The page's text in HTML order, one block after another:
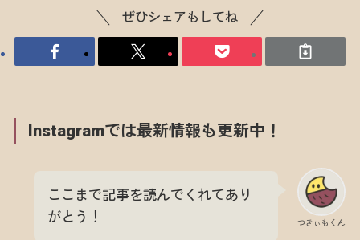
ぜひシェアもしてね
Instagramでは最新情報も更新中！
つきぃもくん
ここまで記事を読んでくれてあり
がとう！